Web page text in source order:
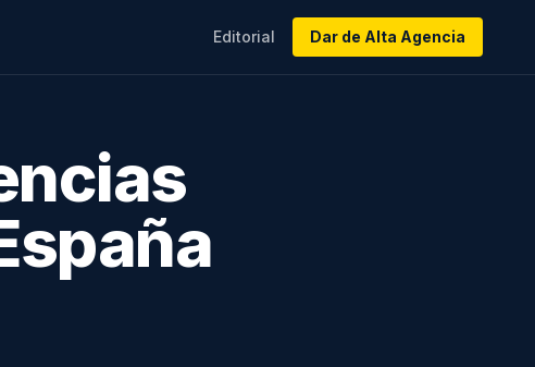
Editorial Dar de Alta Agencia